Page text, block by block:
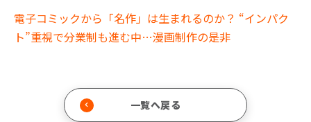
電子コミックから「名作」は生まれるのか？ “インパク
ト”重視で分業制も進む中…漫画制作の是非
一覧へ戻る